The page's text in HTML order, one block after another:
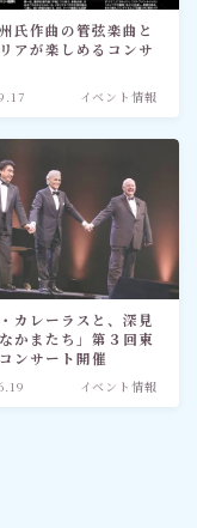
氏作曲の管弦楽曲と
アが楽しめるコンサ
イベント情報
・カレーラスと、深見
かまたち」第３回東
ンサート開催
イベント情報